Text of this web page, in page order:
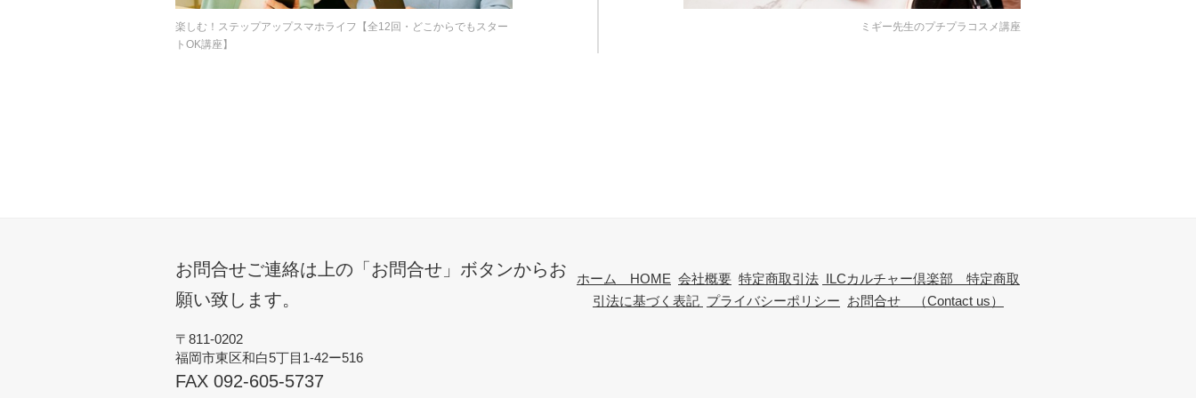
楽しむ！ステップアップスマホライフ【全12回・どこからでもスター
トOK講座】
ミギー先生のプチプラコスメ講座
お問合せご連絡は上の「お問合せ」ボタンからお
願い致します。
〒811-0202
福岡市東区和白5丁目1-42ー516
FAX 092-605-5737
ホーム HOME 会社概要 特定商取引法 ILCカルチャー倶楽部 特定商取
引法に基づく表記 プライバシーポリシー お問合せ （Contact us）